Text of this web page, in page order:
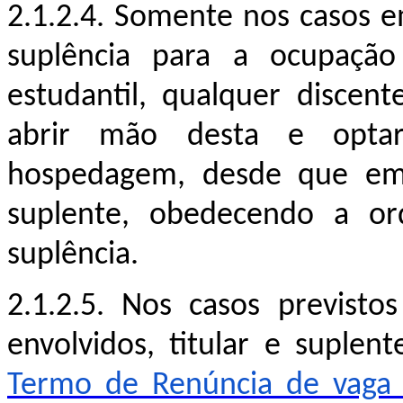
2.1.2.4. Somente nos casos
suplência para a
estudantil, qualquer
abrir mão desta e
hospedagem, desde que
suplente, obedecendo a
suplência.
2.1.2.5. Nos casos
envolvidos, titular e
Termo de Renúncia de